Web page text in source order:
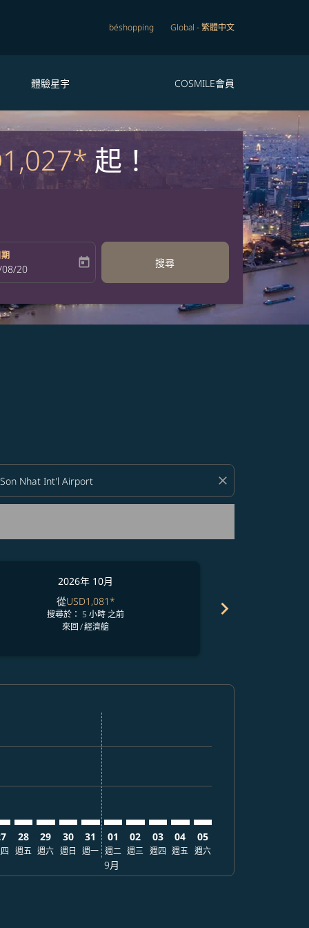
béshopping Global -繁體中文
體驗星宇 COSMILE會員
起！
return-date-aria-label
20 today 搜尋
close
2026年 10月
從USD1,081*
搜尋於： 5 小時 之前
來回/經濟艙
chevron_right
查找票價
disclaimer. 查找票價
offers-disclaimer. 查找票價
view-offers-disclaimer. 查找票價
cmp-view-offers-disclaimer. 查找票價
cmp-view-offers-disclaimer. 查找票價
cmp-view-offers-disclaimer. 查找票價
DEN–SGN: cmp-view-offers-disclaimer. 查找票價
28
週五
DEN–SGN: cmp-view-offers-disclaimer. 查找票價
29
週六
DEN–SGN: cmp-view-offers-disclaimer. 查找票價
30
週日
DEN–SGN: cmp-view-offers-disclaimer. 查找
31
週一
01
週二
9月
02
週三
03
週四
04
週五
05
週六